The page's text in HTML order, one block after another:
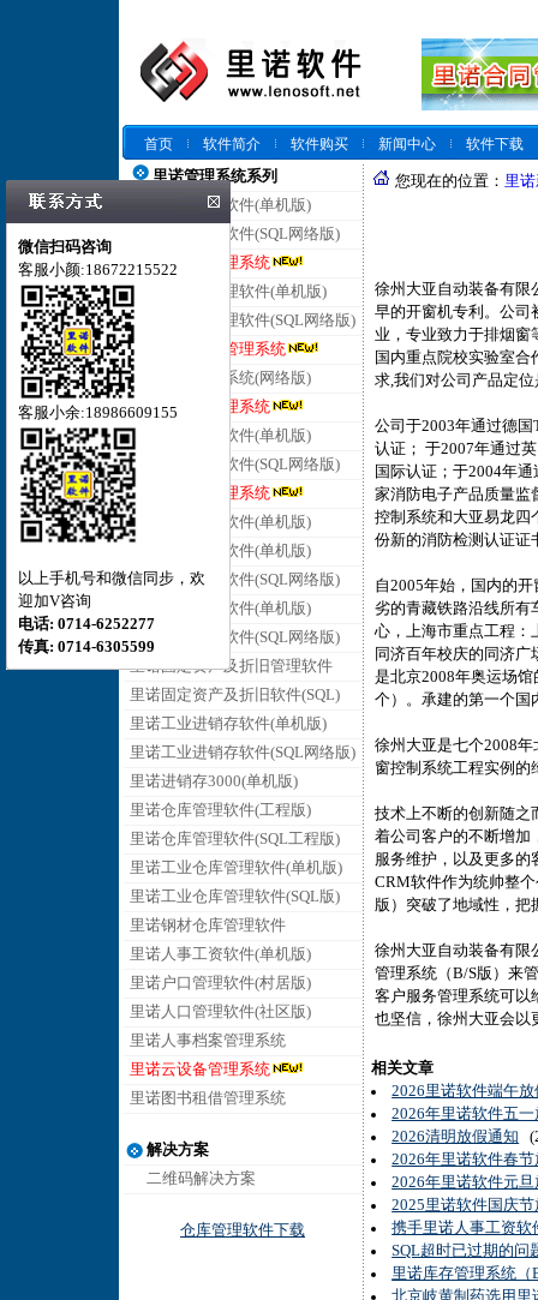
首页 软件简介 软件购买 新闻中心
软件下载
里诺管理系统系列
里诺仓库管理软件(单机版)
里诺仓库管理软件(SQL网络版)
里诺云仓库管理系统
里诺进销存管理软件(单机版)
里诺进销存管理软件(SQL网络版)
里诺云进销存管理系统
里诺客户管理系统(网络版)
里诺云客户管理系统
里诺合同管理软件(单机版)
里诺合同管理软件(SQL网络版)
里诺云合同管理系统
里诺会员管理软件(单机版)
里诺销售管理软件(单机版)
里诺销售管理软件(SQL网络版)
里诺采购管理软件(单机版)
里诺采购管理软件(SQL网络版)
里诺固定资产及折旧管理软件
里诺固定资产及折旧软件(SQL)
里诺工业进销存软件(单机版)
里诺工业进销存软件(SQL网络版)
里诺进销存3000(单机版)
里诺仓库管理软件(工程版)
里诺仓库管理软件(SQL工程版)
里诺工业仓库管理软件(单机版)
里诺工业仓库管理软件(SQL版)
里诺钢材仓库管理软件
里诺人事工资软件(单机版)
里诺户口管理软件(村居版)
里诺人口管理软件(社区版)
里诺人事档案管理系统
里诺云设备管理系统
里诺图书租借管理系统
解决方案
二维码解决方案
仓库管理软件下载
您现在的位置： 里
徐州大亚自动装备有限
早的开窗机专利。公司
业，专业致力于排烟窗
国内重点院校实验室
求,我们对公司产品定
公司于2003年通过德国
认证； 于2007年通过
国际认证；于2004年
家消防电子产品质量监
控制系统和大亚易龙四
份新的消防检测认证证
自2005年始，国内的
劣的青藏铁路沿线所有
心，上海市重点工程：
同济百年校庆的同济
是北京2008年奥运场
个）。承建的第一个国
徐州大亚是七个2008
窗控制系统工程实例的
技术上不断的创新随之
着公司客户的不断增加
服务维护，以及更多的
CRM软件作为统帅整
版）突破了地域性，把
徐州大亚自动装备有限
管理系统（B/S版）来
客户服务管理系统可以
也坚信，徐州大亚会以
相关文章
2026里诺软件端午
2026年里诺软件五
2026清明放假通知
2026年里诺软件春
2026年里诺软件元
2025里诺软件国庆
携手里诺人事工资软
SQL超时已过期的问
里诺库存管理系统
北京岐黄制药选用里
微信扫码咨询
客服小颜:18672215522
客服小余:18986609155
以上手机号和微信同步，欢
迎加V咨询
电话: 0714-6252277
传真: 0714-6305599